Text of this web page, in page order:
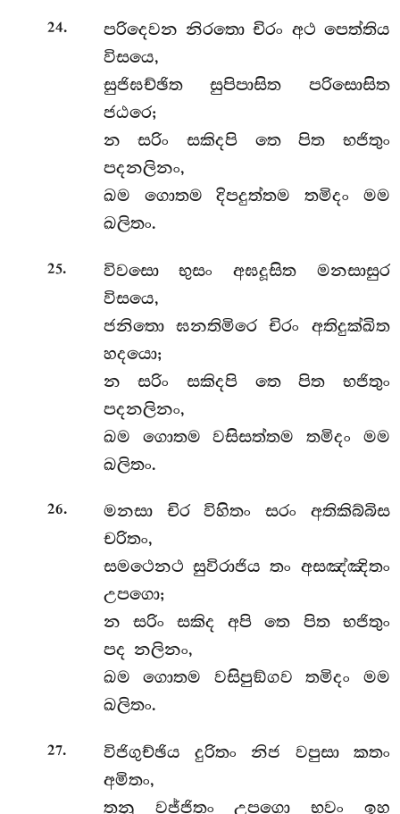
24.
පරිදෙවන නිරතො චිරං අථ පෙත්තිය
විසයෙ,
සුජිඝච්ඡිත සුපිපාසිත පරිසොසිත
ජඨරෙ;
න සරිං සකිදපි තෙ පිත භජිතුං
පදනලිනං,
ඛම ගොතම දිපදුත්තම තමිදං මම
ඛලිතං.
25.
විවසො භුසං අඝදූසිත මනසාසුර
විසයෙ,
ජනිතො ඝනතිමිරෙ චිරං අතිදුක්ඛිත
හදයො;
න සරිං සකිදපි තෙ පිත භජිතුං
පදනලිනං,
ඛම ගොතම වසිසත්තම තමිදං මම
ඛලිතං.
26.
මනසා චිර විහිතං සරං අතිකිබ්බිස
චරිතං,
සමථෙනථ සුවිරාජිය තං අසඤ්ඤිතං
උපගො;
න සරිං සකිද අපි තෙ පිත භජිතුං
පද නලිනං,
ඛම ගොතම වසිපුඞ්ගව තමිදං මම
ඛලිතං.
27.
විජිගුච්ඡිය දුරිතං නිජ වපුසා කතං
අමිතං,
තනු වජ්ජිතං උපගො භවං ඉහ